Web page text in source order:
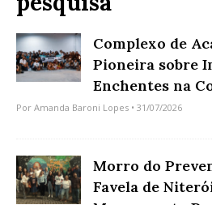
Complexo de
Pioneira sobre
Enchentes na
Por Amanda Baroni Lopes • 31/07/2026
Morro do
Favela de